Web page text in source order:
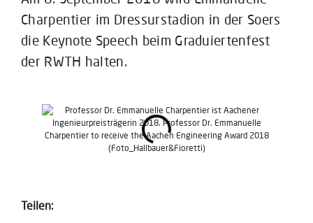
Charpentier im Dressurstadion in der Soers
die Keynote Speech beim Graduiertenfest
der RWTH halten.
Teilen: